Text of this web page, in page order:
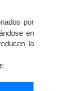
por
en
la
: